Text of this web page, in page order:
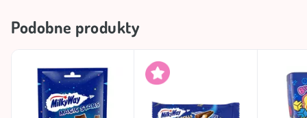
Marka MILKY WAY
Podobne produkty